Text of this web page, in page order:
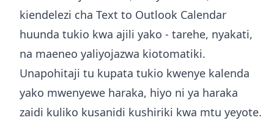
kiendelezi cha Text to Outlook Calendar
huunda tukio kwa ajili yako - tarehe, nyakati,
na maeneo yaliyojazwa kiotomatiki.
Unapohitaji tu kupata tukio kwenye kalenda
yako mwenyewe haraka, hiyo ni ya haraka
zaidi kuliko kusanidi kushiriki kwa mtu yeyote.